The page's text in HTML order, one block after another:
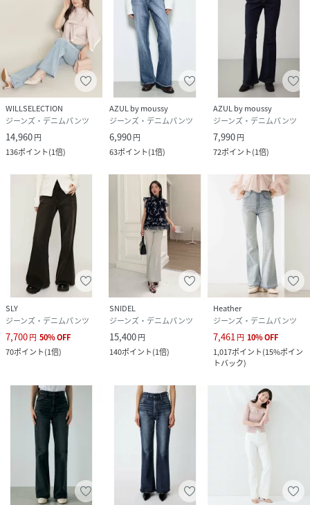
WILLSELECTION
ジーンズ・デニムパンツ
14,960円
136ポイント(1倍)
AZUL by moussy
ジーンズ・デニムパンツ
6,990円
63ポイント(1倍)
AZUL by moussy
ジーンズ・デニムパンツ
7,990円
72ポイント(1倍)
SLY
ジーンズ・デニムパンツ
7,700円 50%OFF
70ポイント(1倍)
SNIDEL
ジーンズ・デニムパンツ
15,400円
140ポイント(1倍)
Heather
ジーンズ・デニムパンツ
7,461 円 10%OFF
1,017ポイント(15%ポイン
トバック)